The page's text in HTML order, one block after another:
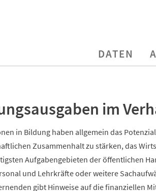
DATEN
im
in Bildung haben allgemein das
Zusammenhalt zu stärken, das
Aufgabengebieten der öffentlichen
und Lehrkräfte oder weitere
gibt Hinweise auf die finanziellen